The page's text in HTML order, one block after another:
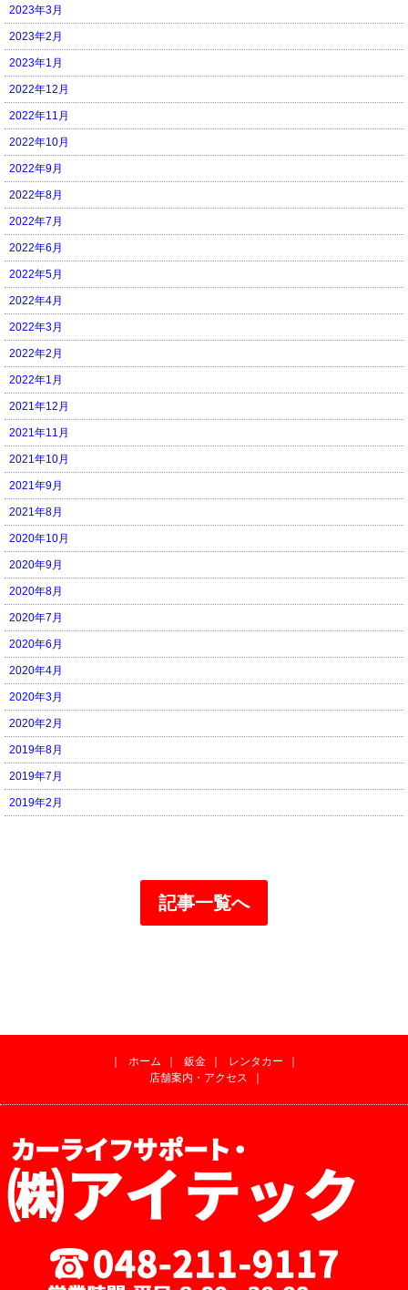
2023年3月
2023年2月
2023年1月
2022年12月
2022年11月
2022年10月
2022年9月
2022年8月
2022年7月
2022年6月
2022年5月
2022年4月
2022年3月
2022年2月
2022年1月
2021年12月
2021年11月
2021年10月
2021年9月
2021年8月
2020年10月
2020年9月
2020年8月
2020年7月
2020年6月
2020年4月
2020年3月
2020年2月
2019年8月
2019年7月
2019年2月
記事一覧へ
｜ ホーム ｜ 鈑金 ｜ レンタカー
｜
店舗案内・アクセス
｜